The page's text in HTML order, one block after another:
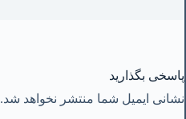
پاسخی بگذارید
نشانی ایمیل شما منتشر نخواهد شد.